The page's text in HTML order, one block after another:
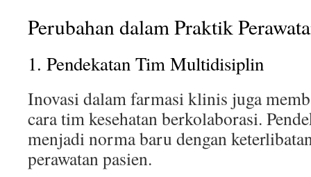
Perubahan dalam Praktik
1. Pendekatan Tim Multidisiplin
Inovasi dalam farmasi klinis juga
cara tim kesehatan berkolaborasi.
menjadi norma baru dengan
perawatan pasien.